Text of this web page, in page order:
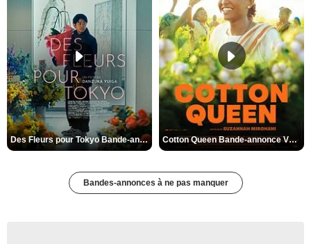
Des Fleurs pour Tokyo Bande-annonce VO STFR Cotton Queen Bande-annonce VO STFR
Bandes-annonces à ne pas manquer